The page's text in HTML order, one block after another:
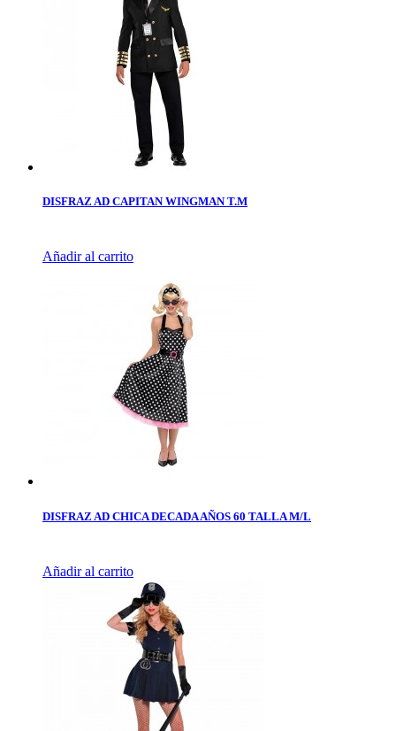
DISFRAZ AD CAPITAN WINGMAN T.M
Añadir al carrito
DISFRAZ AD CHICA DECADA AÑOS 60 TALLA M/L
Añadir al carrito